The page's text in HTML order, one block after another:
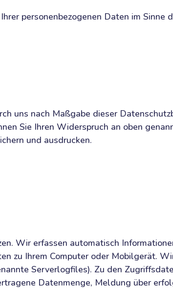
personenbezogenen Daten im Sinne
uns nach Maßgabe dieser
Sie Ihren Widerspruch an oben
und ausdrucken.
Wir erfassen automatisch
zu Ihrem Computer oder Mobilgerät.
Serverlogfiles). Zu den
Datenmenge, Meldung über